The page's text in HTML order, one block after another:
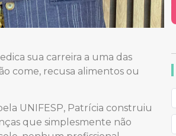
sua carreira a uma das
come, recusa alimentos ou
UNIFESP, Patrícia construiu
que simplesmente não